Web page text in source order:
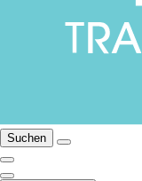
Suchen